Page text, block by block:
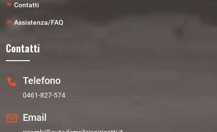
Contatti
Assistenza/FAQ
Contatti
Telefono
0461-827-574
Email